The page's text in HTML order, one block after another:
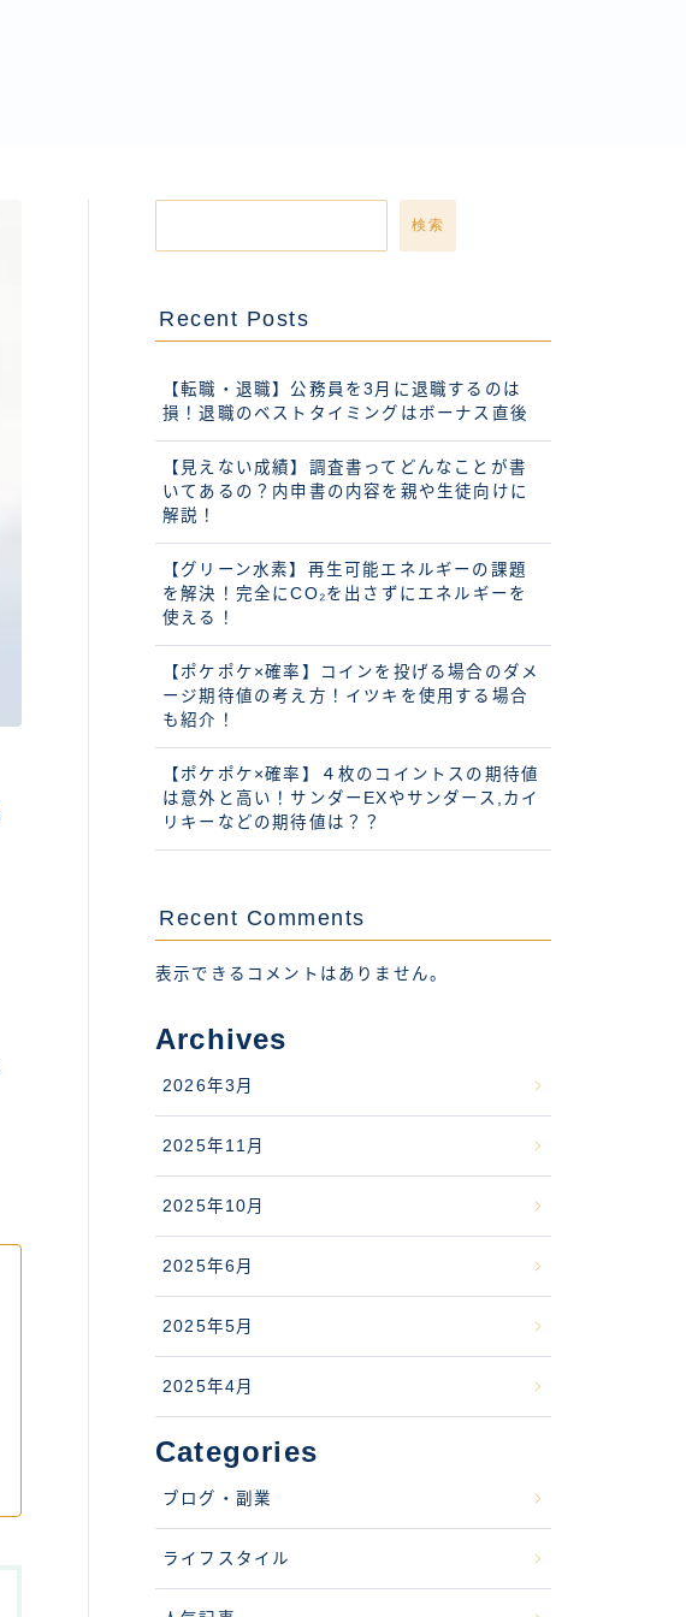
検索
Recent Posts
【転職・退職】公務員を3月に退職するのは
損！退職のベストタイミングはボーナス直後
【見えない成績】調査書ってどんなことが書
いてあるの？内申書の内容を親や生徒向けに
解説！
【グリーン水素】再生可能エネルギーの課題
を解決！完全にCO₂を出さずにエネルギーを
使える！
【ポケポケ×確率】コインを投げる場合のダメ
ージ期待値の考え方！イツキを使用する場合
も紹介！
【ポケポケ×確率】４枚のコイントスの期待値
は意外と高い！サンダーEXやサンダース,カイ
リキーなどの期待値は？？
Recent Comments
表示できるコメントはありません。
Archives
2026年3月
2025年11月
2025年10月
2025年6月
2025年5月
2025年4月
Categories
ブログ・副業
ライフスタイル